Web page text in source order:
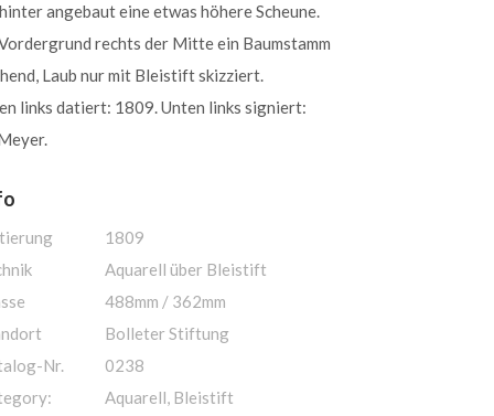
angebaut eine etwas höhere Scheune.
rechts der Mitte ein Baumstamm
Laub nur mit Bleistift skizziert.
links datiert: 1809. Unten links signiert:
1809
Aquarell über Bleistift
488mm / 362mm
Bolleter Stiftung
Nr.
0238
Aquarell, Bleistift